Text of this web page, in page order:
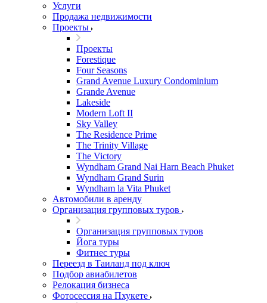
Услуги
Продажа недвижимости
Проекты
Проекты
Forestique
Four Seasons
Grand Avenue Luxury Condominium
Grande Avenue
Lakeside
Modern Loft II
Sky Valley
The Residence Prime
The Trinity Village
The Victory
Wyndham Grand Nai Harn Beach Phuket
Wyndham Grand Surin
Wyndham la Vita Phuket
Автомобили в аренду
Организация групповых туров
Организация групповых туров
Йога туры
Фитнес туры
Переезд в Таиланд под ключ
Подбор авиабилетов
Релокация бизнеса
Фотоcессия на Пхукете